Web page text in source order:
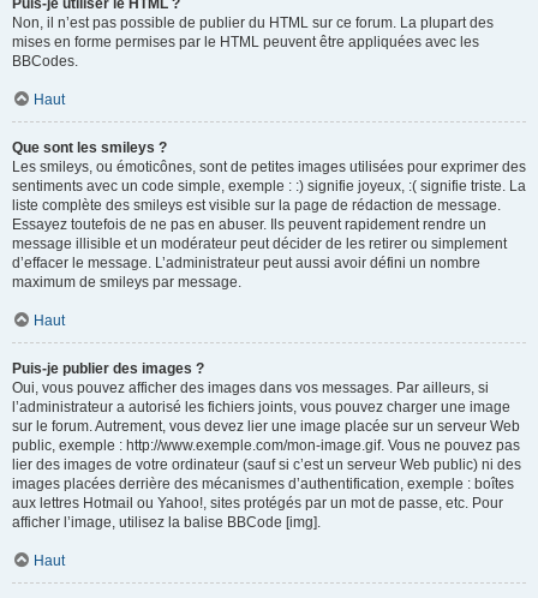
Puis-je utiliser le HTML ?
Non, il n’est pas possible de publier du HTML sur ce forum. La plupart des
mises en forme permises par le HTML peuvent être appliquées avec les
BBCodes.
Haut
Que sont les smileys ?
Les smileys, ou émoticônes, sont de petites images utilisées pour exprimer des
sentiments avec un code simple, exemple : :) signifie joyeux, :( signifie triste. La
liste complète des smileys est visible sur la page de rédaction de message.
Essayez toutefois de ne pas en abuser. Ils peuvent rapidement rendre un
message illisible et un modérateur peut décider de les retirer ou simplement
d’effacer le message. L’administrateur peut aussi avoir défini un nombre
maximum de smileys par message.
Haut
Puis-je publier des images ?
Oui, vous pouvez afficher des images dans vos messages. Par ailleurs, si
l’administrateur a autorisé les fichiers joints, vous pouvez charger une image
sur le forum. Autrement, vous devez lier une image placée sur un serveur Web
public, exemple : http://www.exemple.com/mon-image.gif. Vous ne pouvez pas
lier des images de votre ordinateur (sauf si c’est un serveur Web public) ni des
images placées derrière des mécanismes d’authentification, exemple : boîtes
aux lettres Hotmail ou Yahoo!, sites protégés par un mot de passe, etc. Pour
afficher l’image, utilisez la balise BBCode [img].
Haut